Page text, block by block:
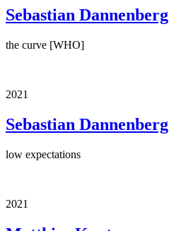
Sebastian Dannenberg
the curve [WHO]
2021
Sebastian Dannenberg
low expectations
2021